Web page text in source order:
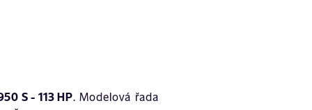
S - 113 HP. Modelová řada